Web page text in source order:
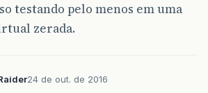
testando pelo menos em uma
zerada.
24 de out. de 2016